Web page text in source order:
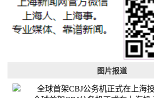
图片报道